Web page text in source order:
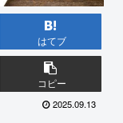
はてブ
コピー
2025.09.13